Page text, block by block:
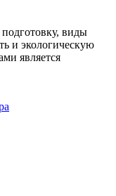
виды
и экологическую
является